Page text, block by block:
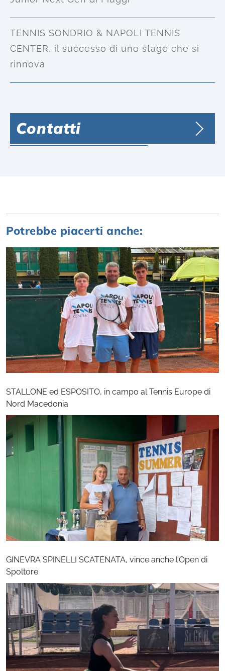
TENNIS SONDRIO & NAPOLI TENNIS
CENTER, il successo di uno stage che si
rinnova
Contatti
Potrebbe piacerti anche:
STALLONE ed ESPOSITO, in campo al Tennis Europe di
Nord Macedonia
GINEVRA SPINELLI SCATENATA, vince anche l’Open di
Spoltore